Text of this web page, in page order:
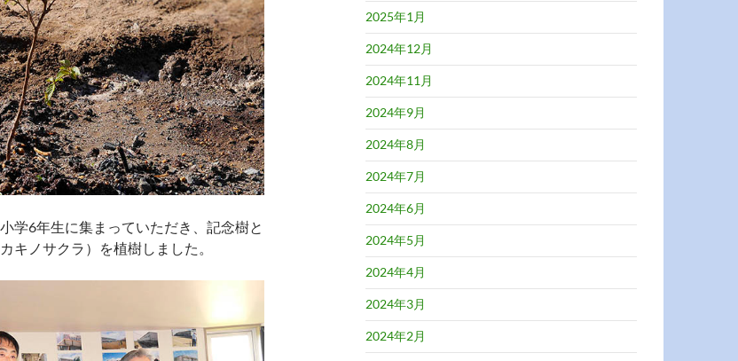
学6年生に集まっていただき、記念樹と
キノサクラ）を植樹しました。
2025年1月
2024年12月
2024年11月
2024年9月
2024年8月
2024年7月
2024年6月
2024年5月
2024年4月
2024年3月
2024年2月